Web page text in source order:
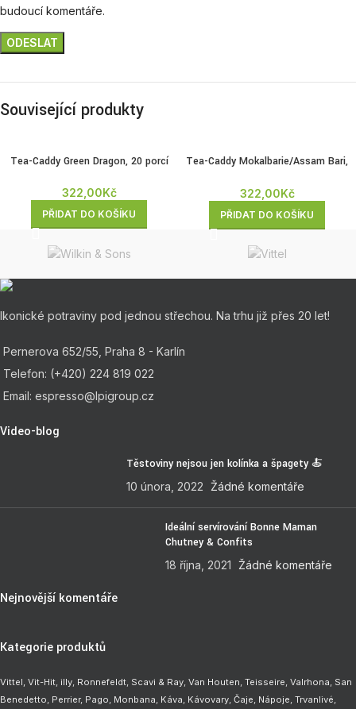
budoucí komentáře.
Související produkty
Tea-Caddy Green Dragon, 20 porcí
322,00Kč
PŘIDAT DO KOŠÍKU
Tea-Caddy Mokalbarie/Assam Bari,
322,00Kč
PŘIDAT DO KOŠÍKU
Ikonické potraviny pod jednou střechou. Na trhu již přes 20 let!
Pernerova 652/55, Praha 8 - Karlín
Telefon: (+420) 224 819 022
Email: espresso@lpigroup.cz
Video-blog
Těstoviny nejsou jen kolínka a špagety 🍝
10 února, 2022 Žádné komentáře
Ideální servírování Bonne Maman
Chutney & Confits
18 října, 2021 Žádné komentáře
Nejnovější komentáře
Kategorie produktů
Vittel, Vit-Hit illy Ronnefeldt Scavi & Ray Van Houten Teisseire Valrhona San
Benedetto Perrier, Pago Monbana Káva Kávovary Čaje Nápoje Trvanlivé